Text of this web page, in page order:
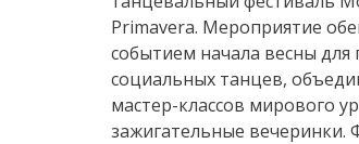
Primavera. Мероприятие
событием начала весны для
социальных танцев,
мастер-классов мирового
зажигательные вечеринки.